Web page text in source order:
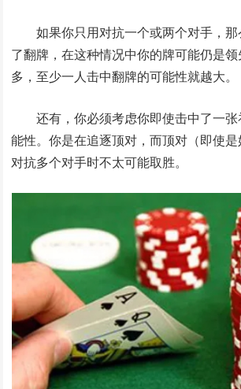
如果你只用对抗一个或两个对手，
了翻牌，在这种情况中你的牌可能仍是
多，至少一人击中翻牌的可能性就越大。
还有，你必须考虑你即使击中了一
能性。你是在追逐顶对，而顶对（即使
对抗多个对手时不太可能取胜。